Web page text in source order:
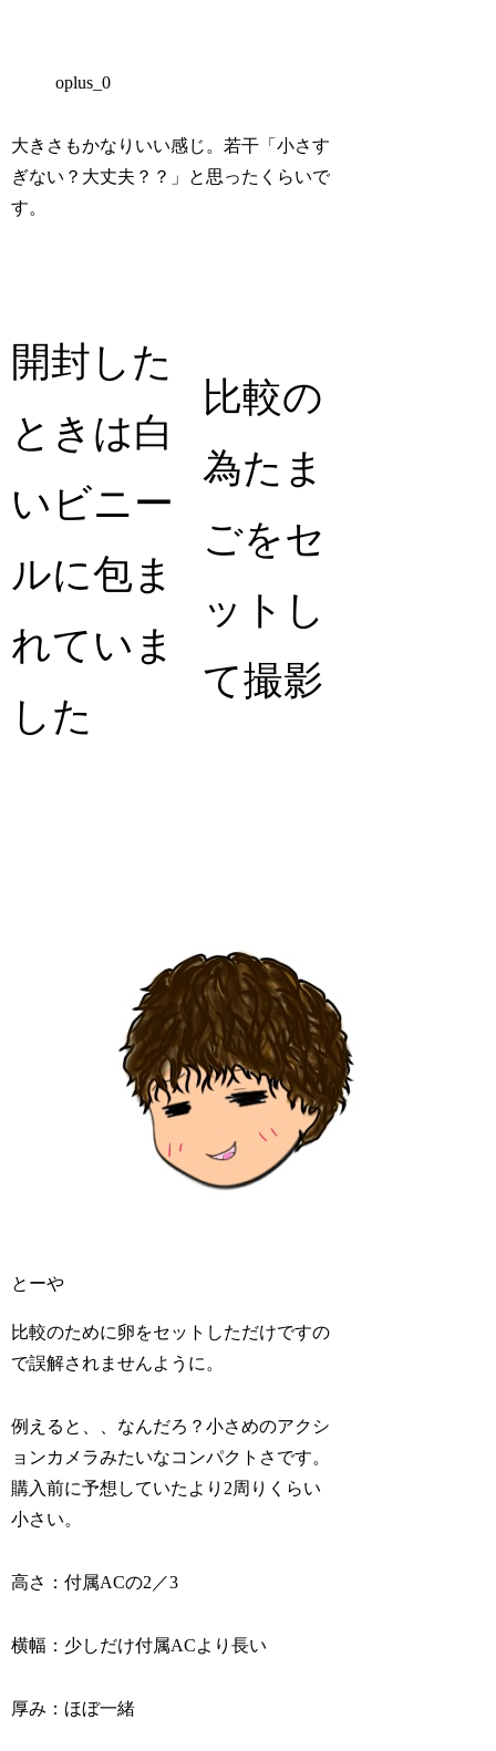
oplus_0
大きさもかなりいい感じ。若干「小さす
ぎない？大丈夫？？」と思ったくらいで
す。
開封した
ときは白
いビニー
ルに包ま
れていま
した
比較の
為たま
ごをセ
ットし
て撮影
とーや
比較のために卵をセットしただけですの
で誤解されませんように。
例えると、、なんだろ？小さめのアクシ
ョンカメラみたいなコンパクトさです。
購入前に予想していたより2周りくらい
小さい。
高さ：付属ACの2／3
横幅：少しだけ付属ACより長い
厚み：ほぼ一緒